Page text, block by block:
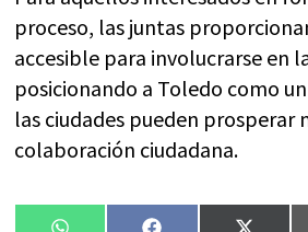
proceso, las juntas
accesible para involucrarse en
posicionando a Toledo como
las ciudades pueden prosperar
colaboración ciudadana.